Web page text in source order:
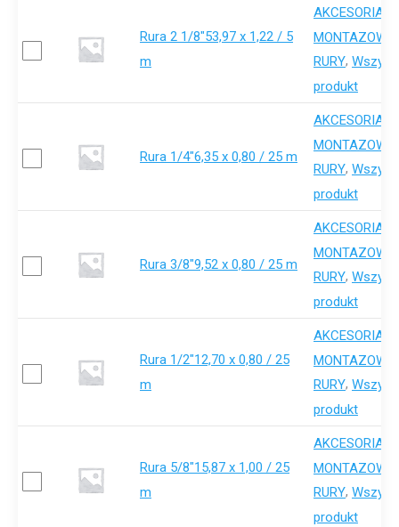
Rura 2 1/8"53,97 x 1,22 / 5
m
AKCESORIA-
MONTAZOWE
RURY,
produkt
Rura 1/4"6,35 x 0,80 / 25 m
AKCESORIA-
MONTAZOWE
RURY,
produkt
Rura 3/8"9,52 x 0,80 / 25 m
AKCESORIA-
MONTAZOWE
RURY,
produkt
Rura 1/2"12,70 x 0,80 / 25
m
AKCESORIA-
MONTAZOWE
RURY,
produkt
Rura 5/8"15,87 x 1,00 / 25
m
AKCESORIA-
MONTAZOWE
RURY,
produkt